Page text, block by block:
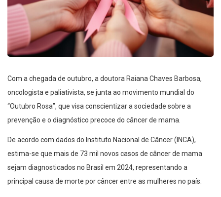
Com a chegada de outubro, a doutora Raiana Chaves Barbosa,
oncologista e paliativista, se junta ao movimento mundial do
“Outubro Rosa”, que visa conscientizar a sociedade sobre a
prevenção e o diagnóstico precoce do câncer de mama.
De acordo com dados do Instituto Nacional de Câncer (INCA),
estima-se que mais de 73 mil novos casos de câncer de mama
sejam diagnosticados no Brasil em 2024, representando a
principal causa de morte por câncer entre as mulheres no país.